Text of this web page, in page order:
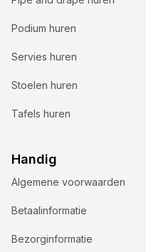
Podium huren
Servies huren
Stoelen huren
Tafels huren
Handig
Algemene voorwaarden
Betaalinformatie
Bezorginformatie
Wij gebruiken cookies
Bij Accuraat Verhuur